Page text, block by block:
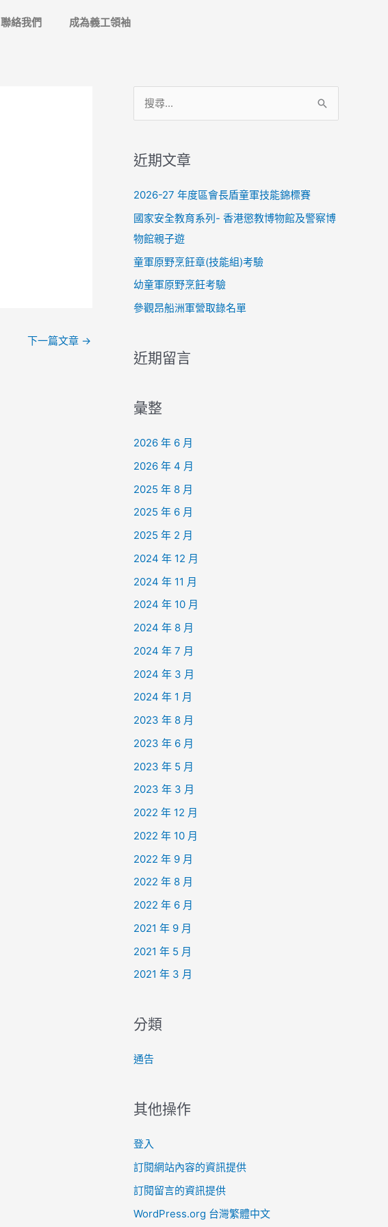
聯絡我們 成為義工領袖
下一篇文章 →
鍵
字
近期文章
2026-27 年度區會長盾童軍技能錦標賽
國家安全教育系列- 香港懲教博物館及警察博
物館親子遊
童軍原野烹飪章(技能組)考驗
幼童軍原野烹飪考驗
參觀昂船洲軍營取錄名單
近期留言
彙整
2026 年 6 月
2026 年 4 月
2025 年 8 月
2025 年 6 月
2025 年 2 月
2024 年 12 月
2024 年 11 月
2024 年 10 月
2024 年 8 月
2024 年 7 月
2024 年 3 月
2024 年 1 月
2023 年 8 月
2023 年 6 月
2023 年 5 月
2023 年 3 月
2022 年 12 月
2022 年 10 月
2022 年 9 月
2022 年 8 月
2022 年 6 月
2021 年 9 月
2021 年 5 月
2021 年 3 月
分類
通告
其他操作
登入
訂閱網站內容的資訊提供
訂閱留言的資訊提供
WordPress.org 台灣繁體中文